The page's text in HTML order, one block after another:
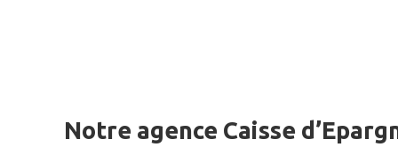
Notre agence Caisse